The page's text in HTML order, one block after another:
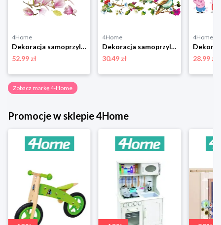
4Home
Dekoracja samoprzylepna Magnolia Flowers, 42,5 x 65 cm 4-Home
52.99 zł
4Home
Dekoracja samoprzylepna Birds, 30 x 30 cm 4-Home
30.49 zł
4Home
28.99 zł
Zobacz markę 4-Home
Promocje w sklepie 4Home